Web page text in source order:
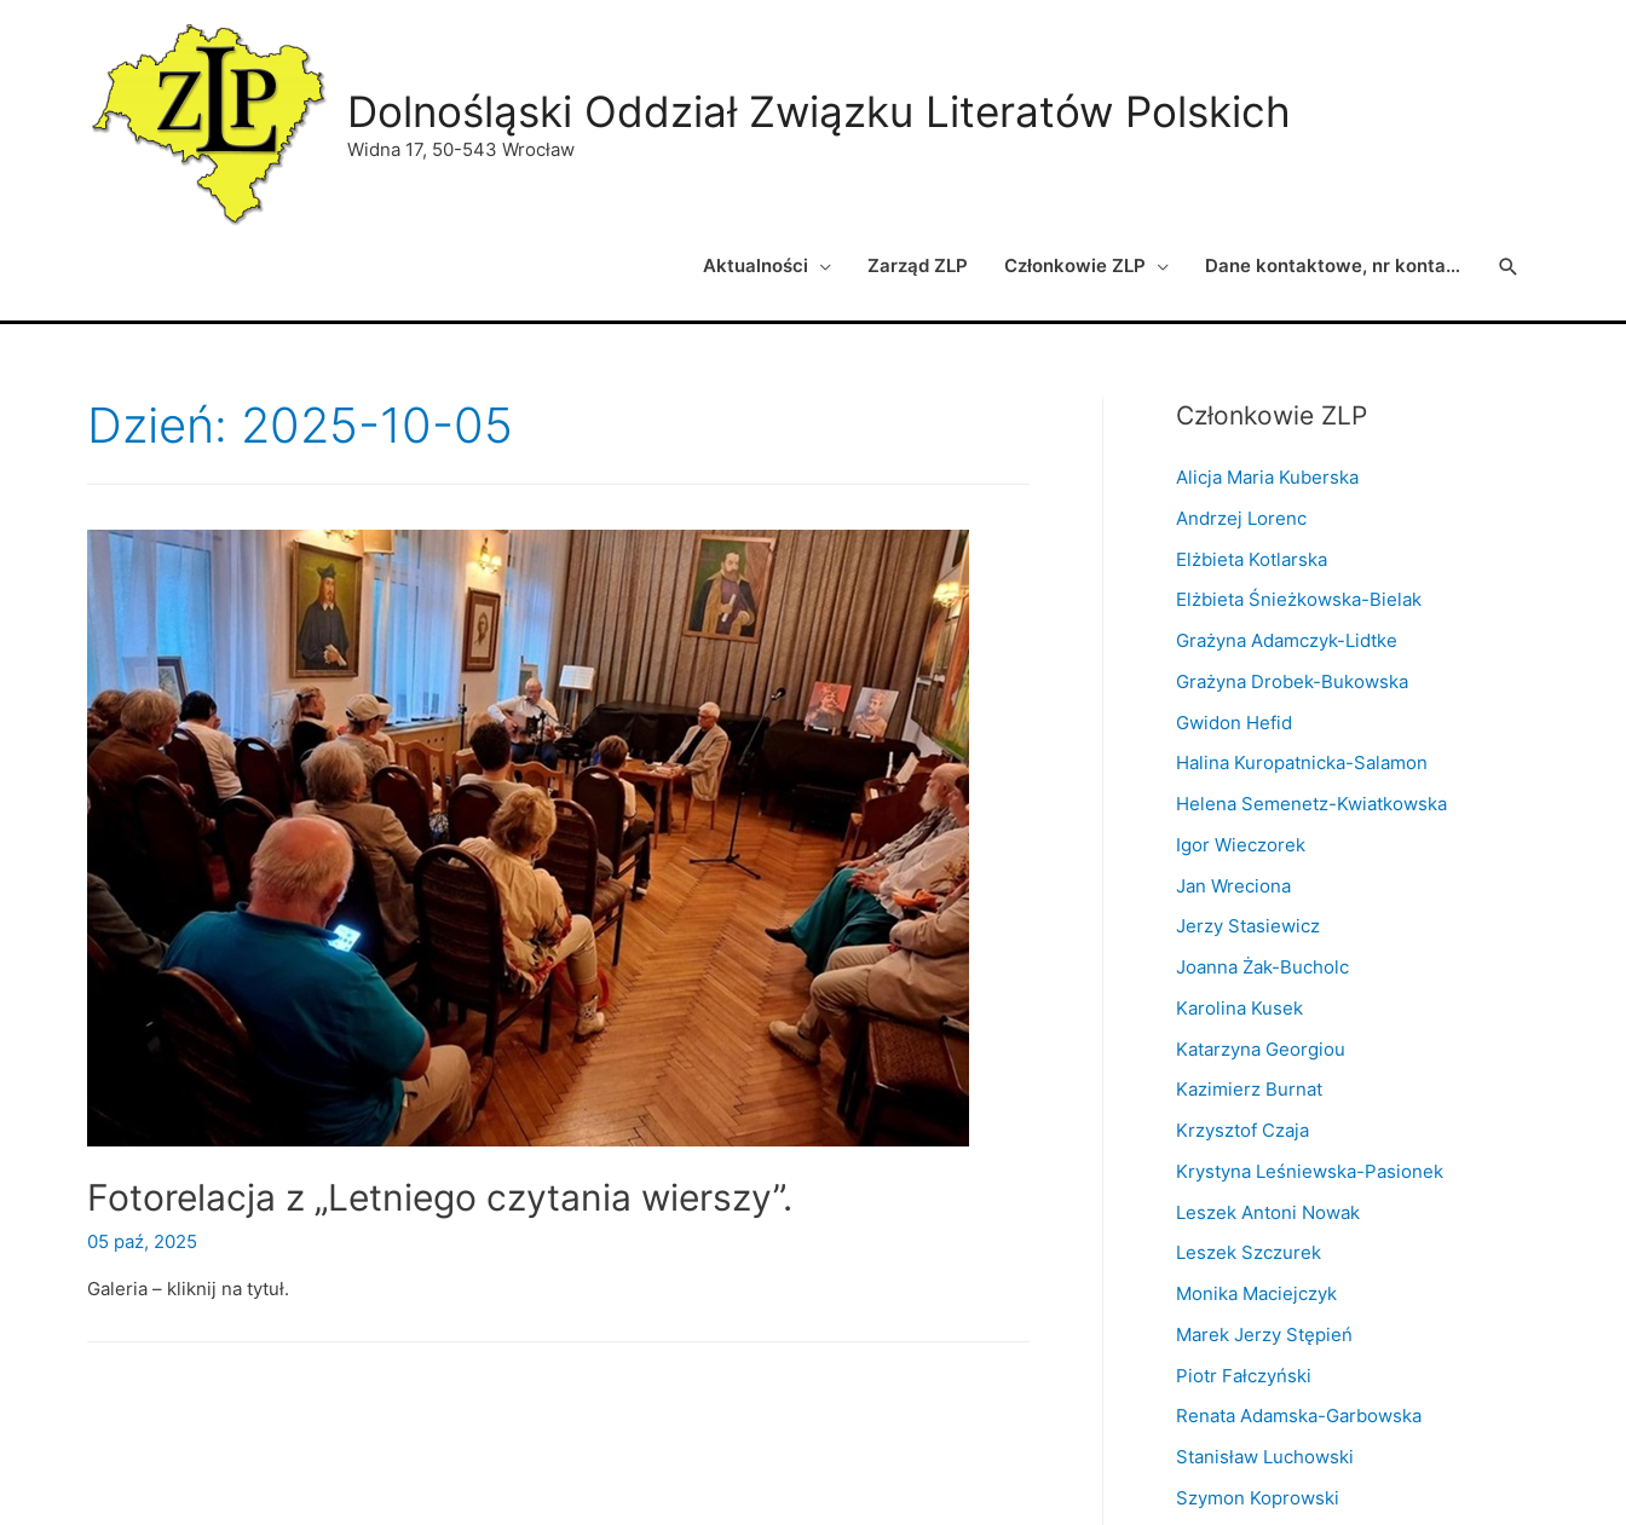
Dolnośląski Oddział Związku Literatów Polskich
Widna 17, 50-543 Wrocław
Aktualności Zarząd ZLP Członkowie ZLP Dane kontaktowe, nr konta… Search
Dzień: 2025-10-05
Fotorelacja z „Letniego czytania wierszy”.
05 paź, 2025
Galeria – kliknij na tytuł.
Członkowie ZLP
Alicja Maria Kuberska
Andrzej Lorenc
Elżbieta Kotlarska
Elżbieta Śnieżkowska-Bielak
Grażyna Adamczyk-Lidtke
Grażyna Drobek-Bukowska
Gwidon Hefid
Halina Kuropatnicka-Salamon
Helena Semenetz-Kwiatkowska
Igor Wieczorek
Jan Wreciona
Jerzy Stasiewicz
Joanna Żak-Bucholc
Karolina Kusek
Katarzyna Georgiou
Kazimierz Burnat
Krzysztof Czaja
Krystyna Leśniewska-Pasionek
Leszek Antoni Nowak
Leszek Szczurek
Monika Maciejczyk
Marek Jerzy Stępień
Piotr Fałczyński
Renata Adamska-Garbowska
Stanisław Luchowski
Szymon Koprowski